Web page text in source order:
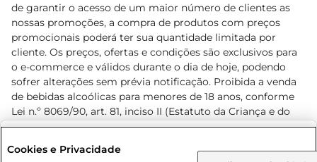
de garantir o acesso de um maior número de clientes as
nossas promoções, a compra de produtos com preços
promocionais poderá ter sua quantidade limitada por
cliente. Os preços, ofertas e condições são exclusivos para
o e-commerce e válidos durante o dia de hoje, podendo
sofrer alterações sem prévia notificação. Proibida a venda
de bebidas alcoólicas para menores de 18 anos, conforme
Lei n.º 8069/90, art. 81, inciso II (Estatuto da Criança e do
Adolescente). Preços e condições exclusivos para o
prévio. O valor mínimo para as compras on-line é de R$
Cookies e Privacidade